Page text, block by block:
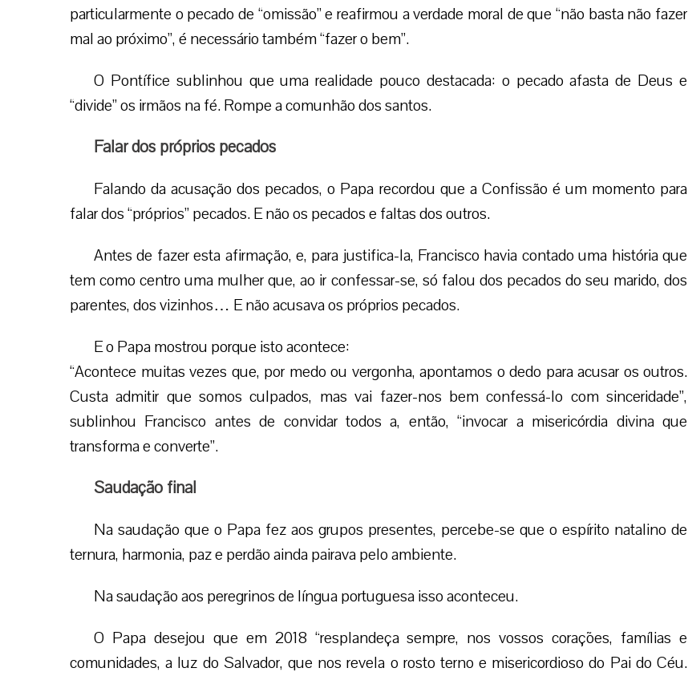
particularmente o pecado de “omissão” e reafirmou a verdade moral de que “não basta não fazer
mal ao próximo”, é necessário também “fazer o bem”.
O Pontífice sublinhou que uma realidade pouco destacada: o pecado afasta de Deus e
“divide” os irmãos na fé. Rompe a comunhão dos santos.
Falar dos próprios pecados
Falando da acusação dos pecados, o Papa recordou que a Confissão é um momento para
falar dos “próprios” pecados. E não os pecados e faltas dos outros.
Antes de fazer esta afirmação, e, para justifica-la, Francisco havia contado uma história que
tem como centro uma mulher que, ao ir confessar-se, só falou dos pecados do seu marido, dos
parentes, dos vizinhos… E não acusava os próprios pecados.
E o Papa mostrou porque isto acontece:
“Acontece muitas vezes que, por medo ou vergonha, apontamos o dedo para acusar os outros.
Custa admitir que somos culpados, mas vai fazer-nos bem confessá-lo com sinceridade”,
sublinhou Francisco antes de convidar todos a, então, “invocar a misericórdia divina que
transforma e converte”.
Saudação final
Na saudação que o Papa fez aos grupos presentes, percebe-se que o espírito natalino de
ternura, harmonia, paz e perdão ainda pairava pelo ambiente.
Na saudação aos peregrinos de língua portuguesa isso aconteceu.
O Papa desejou que em 2018 “resplandeça sempre, nos vossos corações, famílias e
comunidades, a luz do Salvador, que nos revela o rosto terno e misericordioso do Pai do Céu.